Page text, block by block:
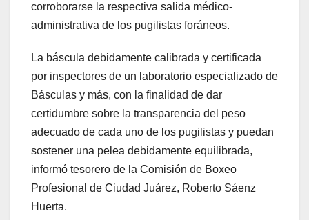
corroborarse la respectiva salida médico-
administrativa de los pugilistas foráneos.
La báscula debidamente calibrada y certificada
por inspectores de un laboratorio especializado de
Básculas y más, con la finalidad de dar
certidumbre sobre la transparencia del peso
adecuado de cada uno de los pugilistas y puedan
sostener una pelea debidamente equilibrada,
informó tesorero de la Comisión de Boxeo
Profesional de Ciudad Juárez, Roberto Sáenz
Huerta.